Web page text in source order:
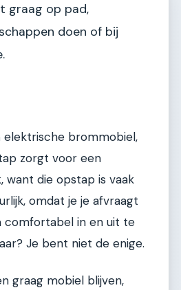
graag op pad,
doen of bij
brommobiel,
zorgt voor een
want die opstap is vaak
omdat je je afvraagt
comfortabel in en uit te
Je bent niet de enige.
graag mobiel blijven,